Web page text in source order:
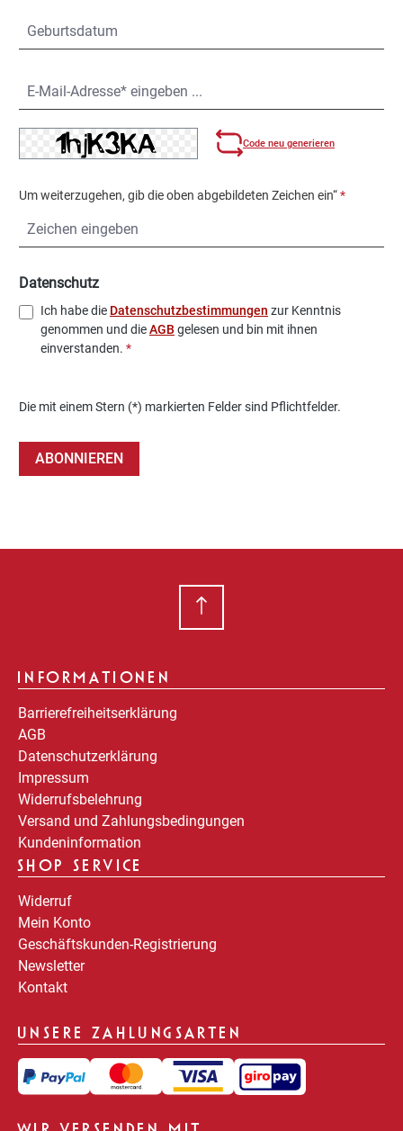
Code neu generieren
Um weiterzugehen, gib die oben abgebildeten Zeichen ein“*
Datenschutz
Ich habe die Datenschutzbestimmungen zur Kenntnis
genommen und dieAGB gelesen und bin mit ihnen
einverstanden. *
Die mit einem Stern (*) markierten Felder sind Pflichtfelder.
ABONNIEREN
INFORMATIONEN
Barrierefreiheitserklärung
AGB
Datenschutzerklärung
Impressum
Widerrufsbelehrung
Versand und Zahlungsbedingungen
Kundeninformation
SHOP SERVICE
Widerruf
Mein Konto
Geschäftskunden-Registrierung
Newsletter
Kontakt
UNSERE ZAHLUNGSARTEN